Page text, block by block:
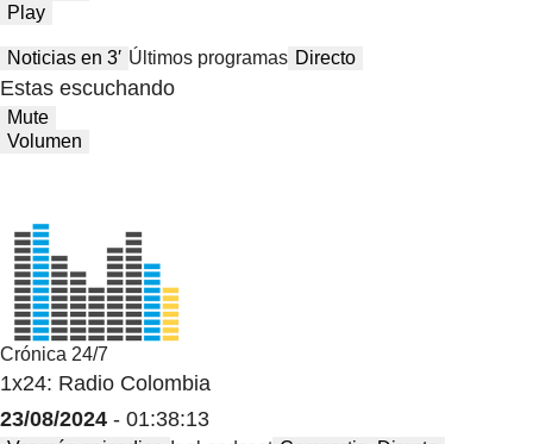
Play
Noticias en 3′ Últimos programas Directo
Estas escuchando
Mute
Volumen
Crónica 24/7
1x24: Radio Colombia
23/08/2024 - 01:38:13